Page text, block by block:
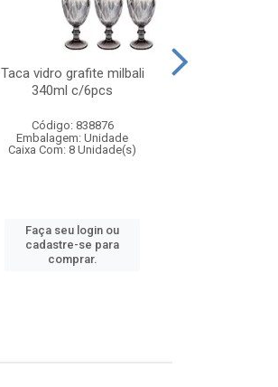
Taca vidro grafite milbali
340ml c/6pcs
Código: 838876
Embalagem: Unidade
Caixa Com: 8 Unidade(s)
Faça seu login ou
cadastre-se para
comprar.